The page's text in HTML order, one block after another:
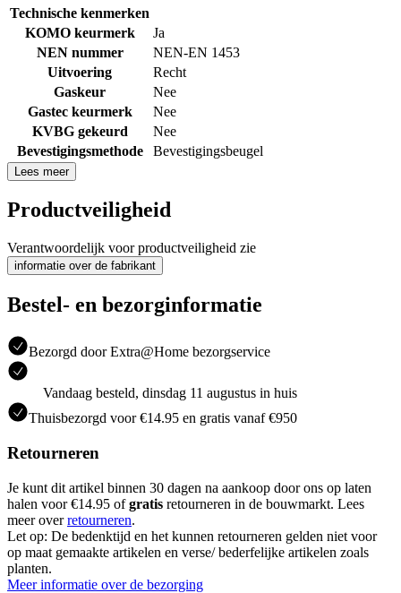
Technische kenmerken
KOMO keurmerk
Ja
NEN nummer
NEN-EN 1453
Uitvoering
Recht
Gaskeur
Nee
Gastec keurmerk
Nee
KVBG gekeurd
Nee
Bevestigingsmethode
Bevestigingsbeugel
Lees meer
Productveiligheid
Verantwoordelijk voor productveiligheid zie
informatie over de fabrikant
Bestel- en bezorginformatie
Bezorgd door Extra@Home bezorgservice
Vandaag besteld, dinsdag 11 augustus in huis
Thuisbezorgd voor €14.95 en gratis vanaf €950
Retourneren
Je kunt dit artikel binnen 30 dagen na aankoop door ons op laten
halen voor €14.95 ofgratis retourneren in de bouwmarkt. Lees
meer overretourneren.
Let op: De bedenktijd en het kunnen retourneren gelden niet voor
op maat gemaakte artikelen en verse/ bederfelijke artikelen zoals
planten.
Meer informatie over de bezorging